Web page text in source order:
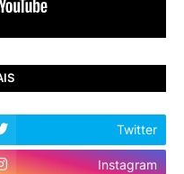
Twitter
Instagram